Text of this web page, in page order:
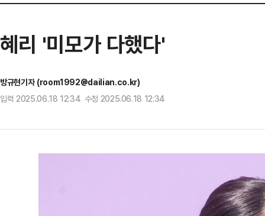
혜리 '미모가 다했다'
방규현기자 (room1992@dailian.co.kr)
입력 2025.06.18 12:34 수정 2025.06.18 12:34